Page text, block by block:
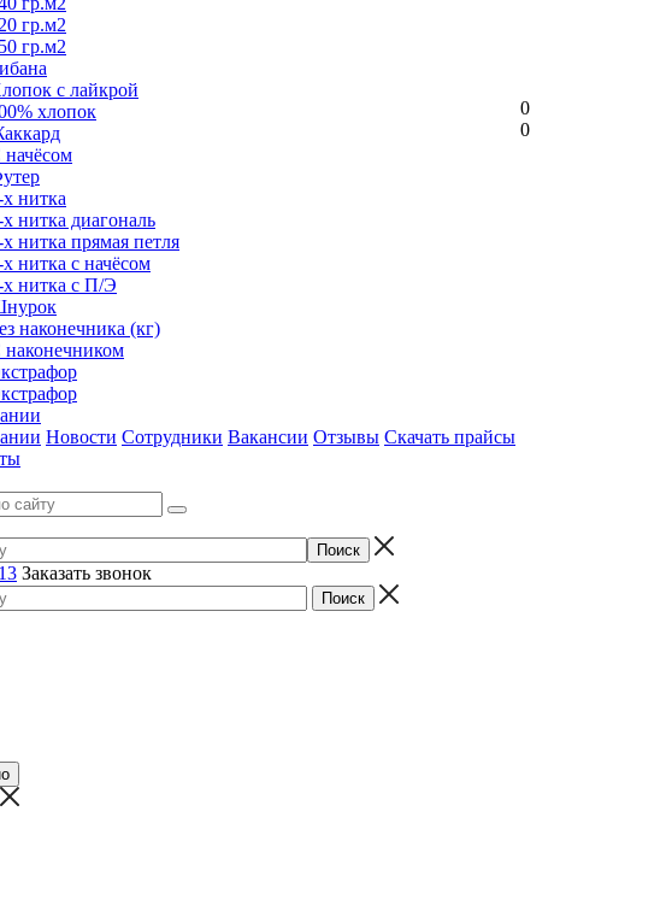
гр.м2
гр.м2
с лайкрой
хлопок
х нитка
нитка диагональ
нитка прямая петля
нитка с начёсом
х нитка с П/Э
наконечника (кг)
Новости Сотрудники Вакансии Отзывы Скачать прайсы
Заказать звонок
0
0